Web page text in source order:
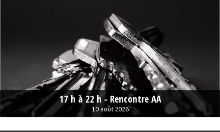
(Commerces et tourisme )
17 h à 22 h - Rencontre AA
10 août 2026